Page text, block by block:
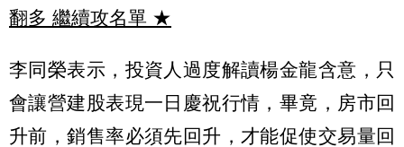
翻多 繼續攻名單 ★
李同榮表示，投資人過度解讀楊金龍含意，只
會讓營建股表現一日慶祝行情，畢竟，房市回
升前，銷售率必須先回升，才能促使交易量回